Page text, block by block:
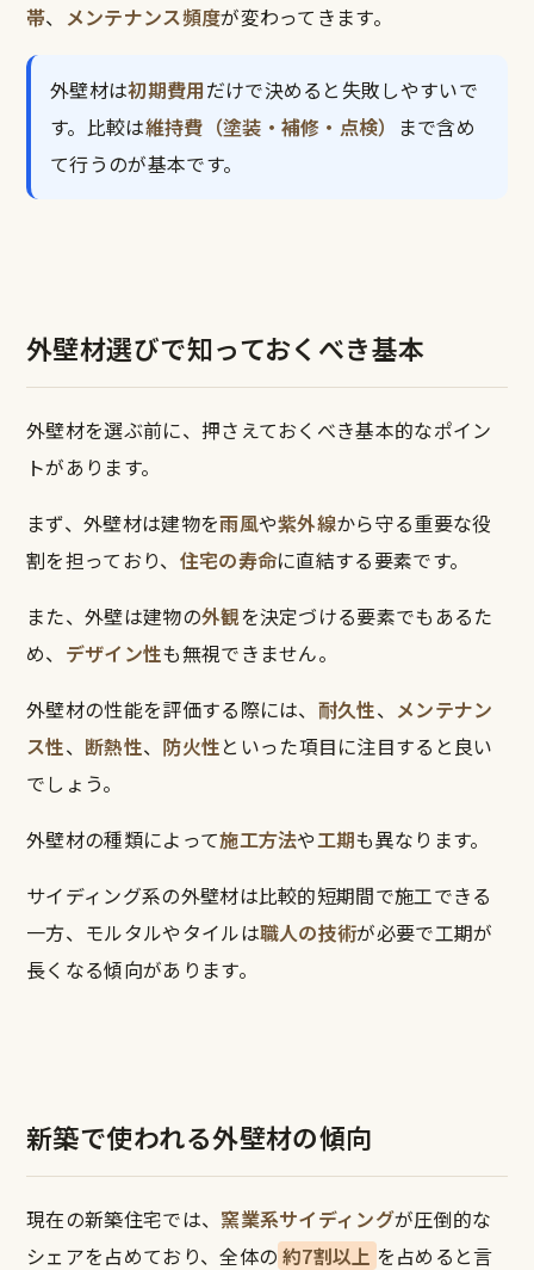
帯、 メンテナンス頻度が変わってきます。
外壁材は初期費用だけで決めると失敗しやすいで
す。比較は維持費（塗装・補修・点検）
まで含め
て行うのが基本です。
外壁材選びで知っておくべき基本
外壁材を選ぶ前に、押さえておくべき基本的なポイン
トがあります。
まず、外壁材は建物を雨風や紫外線から守る重要な役
割を担っており、 住宅の寿命に直結する要素です。
また、外壁は建物の外観を決定づける要素でもあるた
め、 デザイン性も無視できません。
外壁材の性能を評価する際には、 耐久性、 メンテナン
ス性、 断熱性、 防火性といった項目に注目すると良い
でしょう。
外壁材の種類によって施工方法や工期も異なります。
サイディング系の外壁材は比較的短期間で施工できる
一方、モルタルやタイルは職人の技術が必要で工期が
長くなる傾向があります。
新築で使われる外壁材の傾向
現在の新築住宅では、 窯業系サイディングが圧倒的な
シェアを占めており、全体の 約7割以上 を占めると言